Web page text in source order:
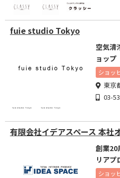
fuie studio Tokyo
空気清
ョッ
プン
ショッ
東京
03-
有限会社イデアスペース 本社
創業20
リアプ
ショッ